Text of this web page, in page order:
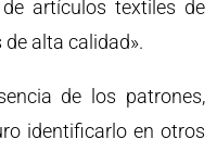
artículos textiles de
alta calidad».
de los patrones,
identificarlo en otros